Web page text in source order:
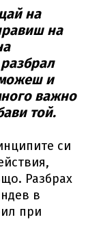
на
на
и
важно
той.
си
Разбрах
в
при